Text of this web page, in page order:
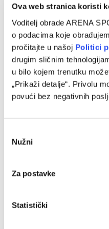
Ova web stranica koristi
Voditelj obrade ARENA
o podacima koje
pročitajte u našoj Politici
drugim sličnim
u bilo kojem trenutku
„Prikaži detalje“. Privolu
povući bez negativnih
Selection
Nužni
Za postavke
Statistički
Pjanić: Svaka čast